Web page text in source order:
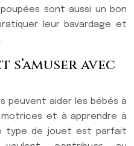
sont aussi un bon
leur bavardage et
s’amuser avec
peuvent aider les bébés à
et à apprendre à
type de jouet est parfait